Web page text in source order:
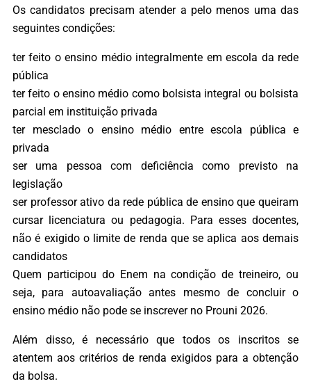
Os candidatos precisam atender a pelo menos uma das
seguintes condições:
ter feito o ensino médio integralmente em escola da rede
pública
ter feito o ensino médio como bolsista integral ou bolsista
parcial em instituição privada
ter mesclado o ensino médio entre escola pública e
privada
ser uma pessoa com deficiência como previsto na
legislação
ser professor ativo da rede pública de ensino que queiram
cursar licenciatura ou pedagogia. Para esses docentes,
não é exigido o limite de renda que se aplica aos demais
candidatos
Quem participou do Enem na condição de treineiro, ou
seja, para autoavaliação antes mesmo de concluir o
ensino médio não pode se inscrever no Prouni 2026.
Além disso, é necessário que todos os inscritos se
atentem aos critérios de renda exigidos para a obtenção
da bolsa.